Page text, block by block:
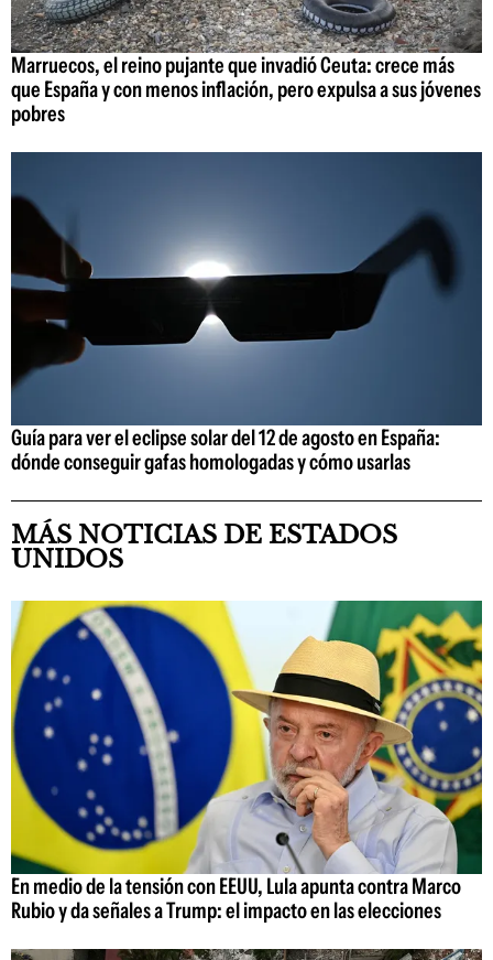
Marruecos, el reino pujante que invadió Ceuta: crece más
que España y con menos inflación, pero expulsa a sus jóvenes
pobres
Guía para ver el eclipse solar del 12 de agosto en España:
dónde conseguir gafas homologadas y cómo usarlas
MÁS NOTICIAS DE ESTADOS
UNIDOS
En medio de la tensión con EEUU, Lula apunta contra Marco
Rubio y da señales a Trump: el impacto en las elecciones